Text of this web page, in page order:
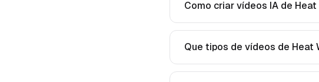
Como criar vídeos IA de
Que tipos de vídeos de Heat